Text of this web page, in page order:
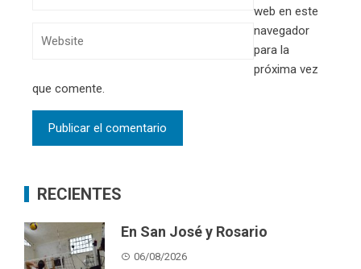
web en este
navegador
para la
próxima vez
que comente.
RECIENTES
En San José y Rosario
06/08/2026